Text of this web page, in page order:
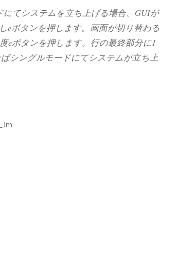
てシステムを立ち上げる場合、GUIが
eボタンを押します。画面が切り替わる
eボタンを押します。行の最終部分に1
シングルモードにてシステムが立ち上